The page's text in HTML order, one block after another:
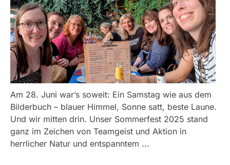
Am 28. Juni war’s soweit: Ein Samstag wie aus dem
Bilderbuch – blauer Himmel, Sonne satt, beste Laune.
Und wir mitten drin. Unser Sommerfest 2025 stand
ganz im Zeichen von Teamgeist und Aktion in
herrlicher Natur und entspanntem ...